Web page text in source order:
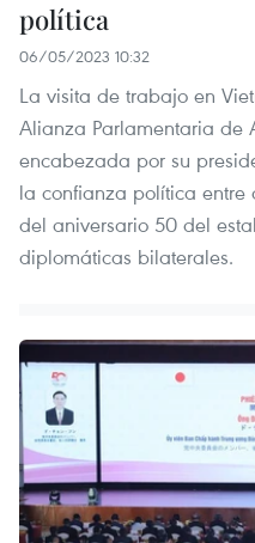
política
06/05/2023 10:32
La visita de trabajo en
Alianza Parlamentaria de
encabezada por su
la confianza política entre
del aniversario 50 del
diplomáticas bilaterales.